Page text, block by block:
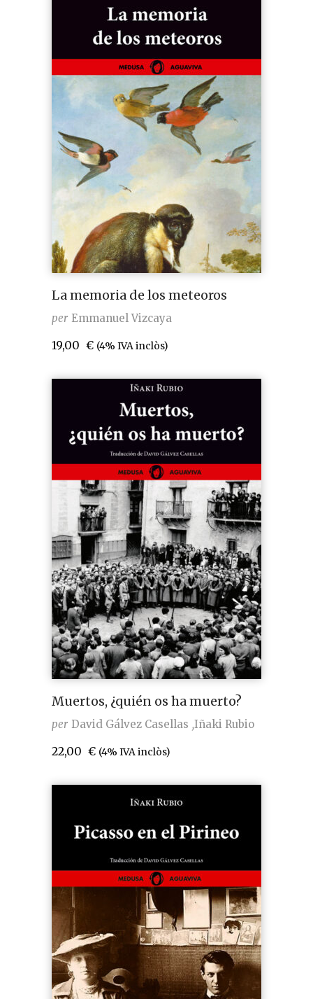
La memoria de los meteoros
per Emmanuel Vizcaya
19,00 € (4% IVA inclòs)
Muertos, ¿quién os ha muerto?
per David Gálvez Casellas Iñaki Rubio
22,00 € (4% IVA inclòs)